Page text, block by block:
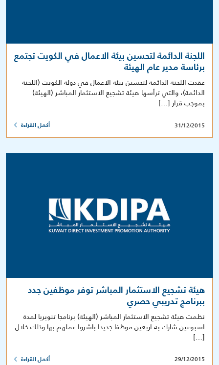
اللجنة الدائمة لتحسين بيئة الاعمال في الكويت تجتمع
برئاسة مدير عام الهيئة
عقدت اللجنة الدائمة لتحسين بيئة الاعمال في دولة الكويت (اللجنة
الدائمة)، والتي ترأسها هيئة تشجيع الاستثمار المباشر (الهيئة)
بموجب قرار […]
31/12/2015 أكمل القراءة
هيئة تشجيع الاستثمار المباشر توفر موظفين جدد
ببرنامج تدريبي حصري
نظمت هيئة تشجيع الاستثمار المباشر (الهيئة) برنامجا تنويريا لمدة
اسبوعين شارك به اربعين موظفا جديدا باشروا عملهم بها وذلك خلال
[…]
29/12/2015 أكمل القراءة